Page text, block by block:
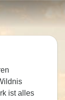
ist alles